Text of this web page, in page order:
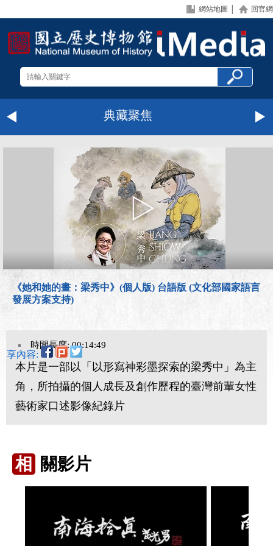
網站地圖 回官網
典藏聚焦
《她和她的畫：梁秀中》(個人版) 台語版 (文化部國家語言
發展方案支持)
時間長度: 00:14:49
享內容:
本片是一部以「以形寫神彩墨探索的梁秀中」為主
角，所拍攝的個人成長及創作歷程的臺灣前輩女性
藝術家口述影像紀錄片
相 關影片